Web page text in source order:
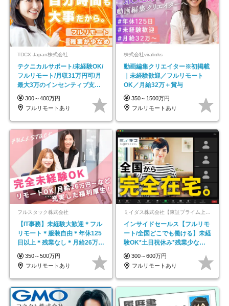
TDCX Japan株式会社
テクニカルサポート/未経験OK/
フルリモート/月収31万円可/月
最大3万のインセンティブ支給/
平均年齢33歳
300～400万円
フルリモートあり
株式会社viralinks
動画編集クリエイター※初掲載
｜未経験歓迎／フルリモート
OK／月給32万＋賞与
350～1500万円
フルリモートあり
フルスタック株式会社
【IT事務】未経験大歓迎＊フル
リモート＊服装自由＊年休125
日以上＊残業なし＊月給26万円
以上
350～500万円
フルリモートあり
ミイダス株式会社【東証プライム上場パーソルグループ】
インサイドセールス【フルリモ
ート/全国どこでも働ける】未経
験OK*土日祝休み*残業少なめ*
在宅勤務手当あり
300～600万円
フルリモートあり